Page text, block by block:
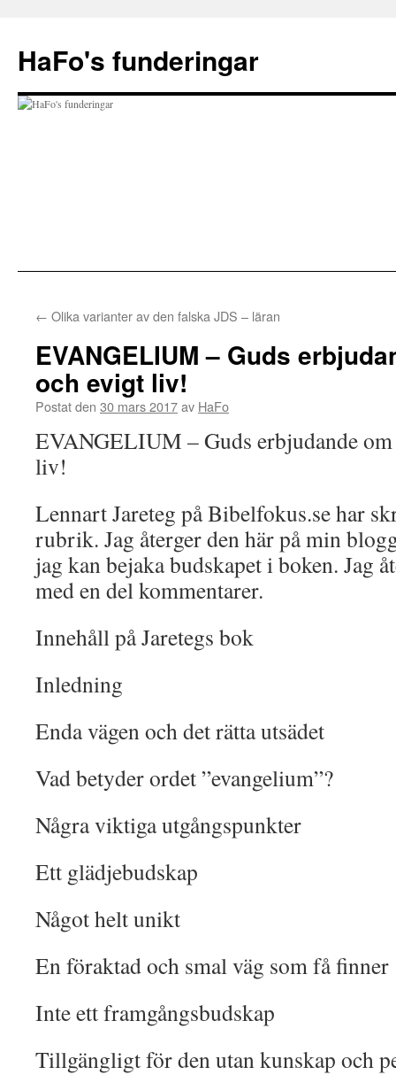
innehåll
HaFo's funderingar
← Olika varianter av den falska JDS – läran
EVANGELIUM – Guds
och evigt liv!
Postat den 30 mars 2017av HaFo
EVANGELIUM – Guds erbjudande
liv!
Lennart Jareteg på Bibelfokus.se har
rubrik. Jag återger den här på min
jag kan bejaka budskapet i boken. Jag
med en del kommentarer.
Innehåll på Jaretegs bok
Inledning
Enda vägen och det rätta utsädet
Vad betyder ordet ”evangelium”?
Några viktiga utgångspunkter
Ett glädjebudskap
Något helt unikt
En föraktad och smal väg som få finner
Inte ett framgångsbudskap
Tillgängligt för den utan kunskap och